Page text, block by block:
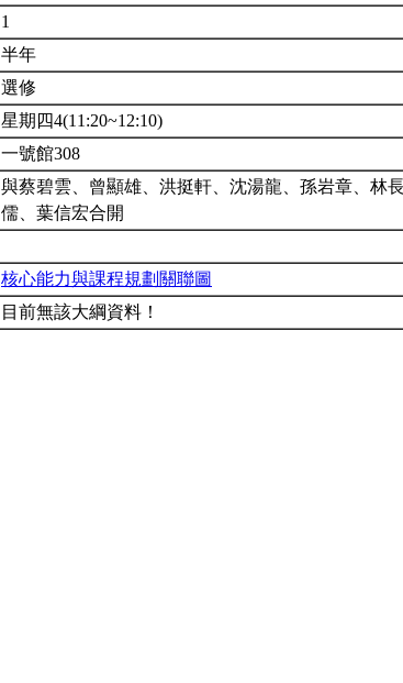
1
半年
選修
星期四4(11:20~12:10)
一號館308
與蔡碧雲、曾顯雄、洪挺軒、沈湯龍、孫岩章、林
儒、葉信宏合開
核心能力與課程規劃關聯圖
目前無該大綱資料！